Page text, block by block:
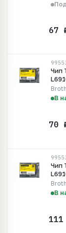
Чип
9K
В
Чип
Bk,
В